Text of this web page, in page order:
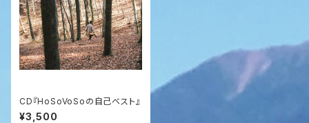
CD『HoSoVoSoの自己ベスト』
¥3,500